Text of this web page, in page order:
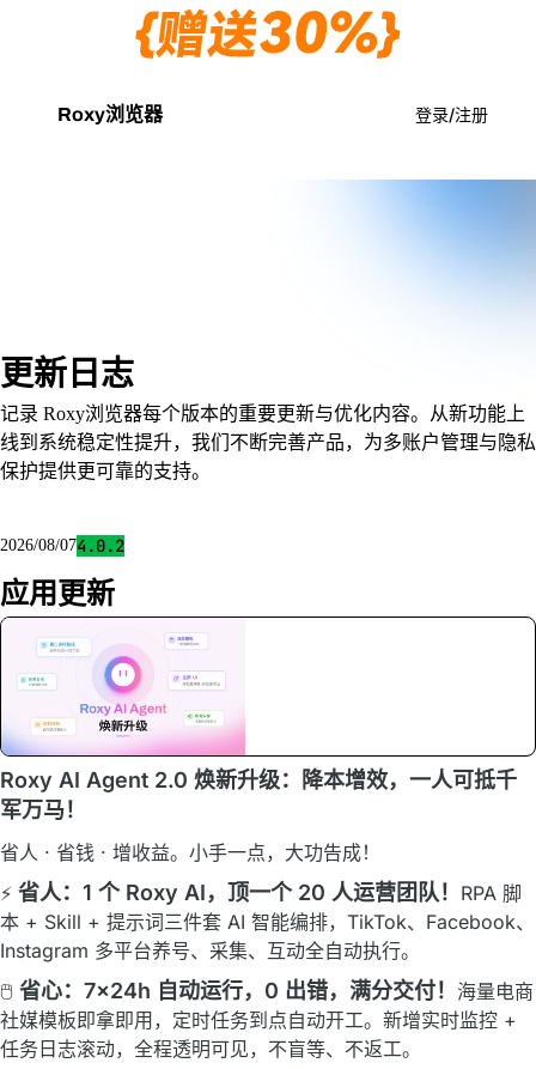
Roxy浏览器 登录/注册
更新日志
记录 Roxy浏览器每个版本的重要更新与优化内容。从新功能上
线到系统稳定性提升，我们不断完善产品，为多账户管理与隐私
保护提供更可靠的支持。
2026/08/074.0.2
应用更新
Roxy AI Agent 2.0 焕新升级：降本增效，一人可抵千
军万马！
省人 · 省钱 · 增收益。小手一点，大功告成！
⚡ 省人：1 个 Roxy AI，顶一个 20 人运营团队！ RPA 脚
本 + Skill + 提示词三件套 AI 智能编排，TikTok、Facebook、
Instagram 多平台养号、采集、互动全自动执行。
🖱️ 省心：7×24h 自动运行，0 出错，满分交付！ 海量电商
社媒模板即拿即用，定时任务到点自动开工。新增实时监控 +
任务日志滚动，全程透明可见，不盲等、不返工。